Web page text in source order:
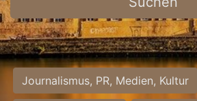
Journalismus, PR, Medien, Kultur